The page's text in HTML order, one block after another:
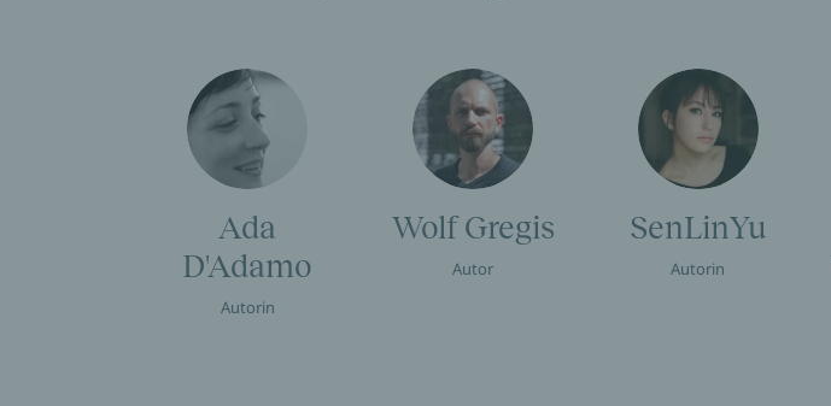
Ada
D'Adamo
Autorin
Wolf Gregis
Autor
SenLinYu
Autorin